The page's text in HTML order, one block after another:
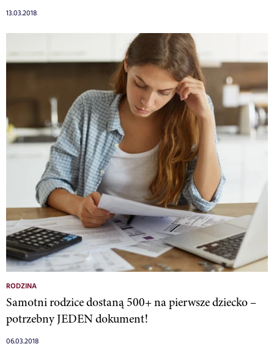
13.03.2018
RODZINA
Samotni rodzice dostaną 500+ na pierwsze dziecko –
potrzebny JEDEN dokument!
06.03.2018